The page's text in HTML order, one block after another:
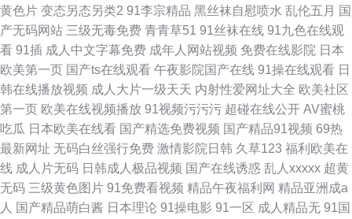
黄色片 变态另态另类2 91李宗精品 黑丝袜自慰喷水 乱伦五月 国
产无码网站 三级无毒免费 青青草51 91丝袜在线 91九色在线观
看 91插 成人中文字幕免费 成年人网站视频 免费在线影院 日本
欧美第一页 国产ts在线观看 午夜影院国产在线 91操在线观看 日
韩在线播放视频 成人大片一级天天 内射性爱网址大全 欧美社区
第一页 欧美在线视频播放 91视频污污污 超碰在线公开 AV蜜桃
吃瓜 日本欧美在线看 国产精选免费视频 国产精品91视频 69热
最新网址 无码白丝强行免费 激情影院日韩 久草123 福利欧美在
线 成人片无码 日韩成人极品视频 国产在线诱惑 乱人xxxxx 超黄
无码 三级黄色图片 91免费看视频 精品午夜福利网 精品亚洲成a
人 国产精品萌白酱 日本理论 91操电影 91一区 成人精品无 91国